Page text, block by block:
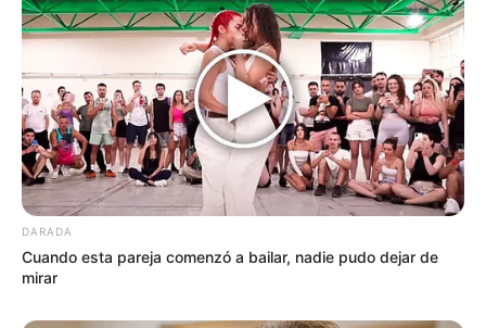
DARADA
Cuando esta pareja comenzó a bailar, nadie pudo dejar de
mirar